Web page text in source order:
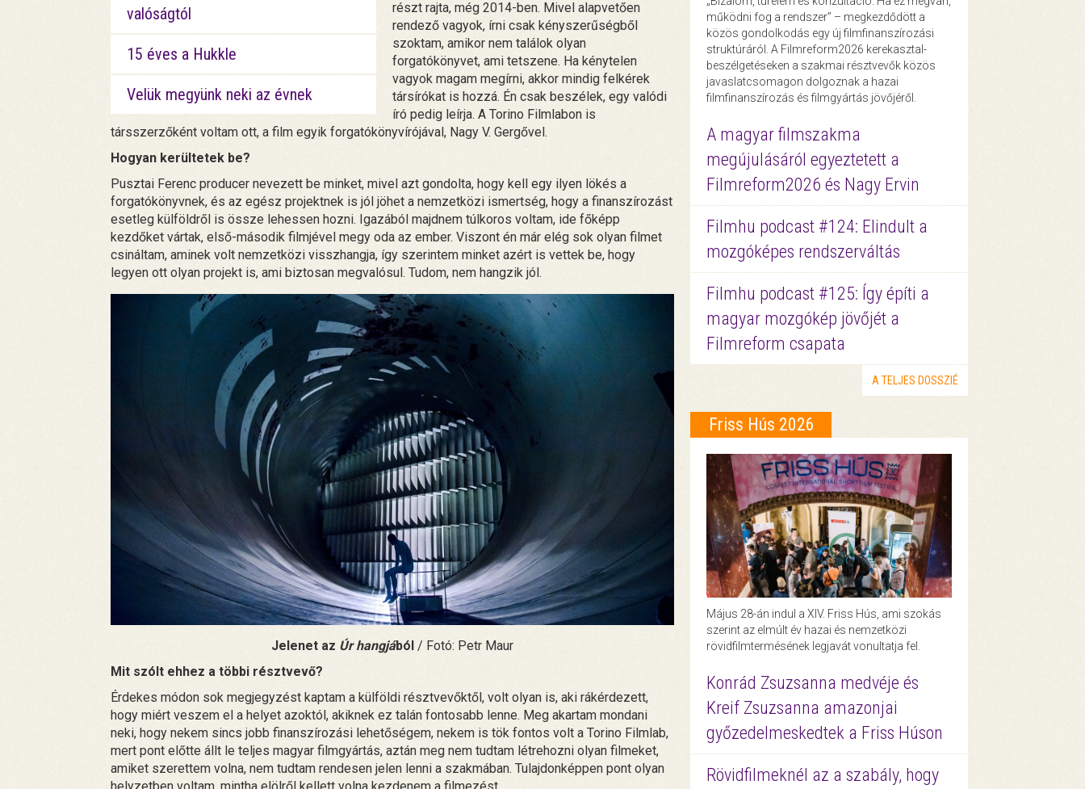
valóságtól
15 éves a Hukkle
Velük megyünk neki az évnek
részt rajta, még 2014-ben. Mivel alapvetően
rendező vagyok, írni csak kényszerűségből
szoktam, amikor nem találok olyan
forgatókönyvet, ami tetszene. Ha kénytelen
vagyok magam megírni, akkor mindig felkérek
társírókat is hozzá. Én csak beszélek, egy valódi
író pedig leírja. A Torino Filmlabon is
társszerzőként voltam ott, a film egyik forgatókönyvírójával, Nagy V. Gergővel.
Hogyan kerültetek be?
Pusztai Ferenc producer nevezett be minket, mivel azt gondolta, hogy kell egy ilyen lökés a
forgatókönyvnek, és az egész projektnek is jól jöhet a nemzetközi ismertség, hogy a finanszírozást
esetleg külföldről is össze lehessen hozni. Igazából majdnem túlkoros voltam, ide főképp
kezdőket vártak, első-második filmjével megy oda az ember. Viszont én már elég sok olyan filmet
csináltam, aminek volt nemzetközi visszhangja, így szerintem minket azért is vettek be, hogy
legyen ott olyan projekt is, ami biztosan megvalósul. Tudom, nem hangzik jól.
Jelenet az Úr hangjából / Fotó: Petr Maur
Mit szólt ehhez a többi résztvevő?
Érdekes módon sok megjegyzést kaptam a külföldi résztvevőktől, volt olyan is, aki rákérdezett,
hogy miért veszem el a helyet azoktól, akiknek ez talán fontosabb lenne. Meg akartam mondani
neki, hogy nekem sincs jobb finanszírozási lehetőségem, nekem is tök fontos volt a Torino Filmlab,
mert pont előtte állt le teljes magyar filmgyártás, aztán meg nem tudtam létrehozni olyan filmeket,
amiket szerettem volna, nem tudtam rendesen jelen lenni a szakmában. Tulajdonképpen pont olyan
helyzetben voltam, mintha elölről kellett volna kezdenem a filmezést.
működni fog a rendszer” – megkezdődött a
közös gondolkodás egy új filmfinanszírozási
struktúráról. A Filmreform2026 kerekasztal-
beszélgetéseken a szakmai résztvevők közös
javaslatcsomagon dolgoznak a hazai
filmfinanszírozás és filmgyártás jövőjéről.
A magyar filmszakma
megújulásáról egyeztetett a
Filmreform2026 és Nagy Ervin
Filmhu podcast #124: Elindult a
mozgóképes rendszerváltás
Filmhu podcast #125: Így építi a
magyar mozgókép jövőjét a
Filmreform csapata
A TELJES DOSSZIÉ
Friss Hús 2026
Május 28-án indul a XIV. Friss Hús, ami szokás
szerint az elmúlt év hazai és nemzetközi
rövidfilmtermésének legjavát vonultatja fel.
Konrád Zsuzsanna medvéje és
Kreif Zsuzsanna amazonjai
győzedelmeskedtek a Friss Húson
Rövidfilmeknél az a szabály, hogy